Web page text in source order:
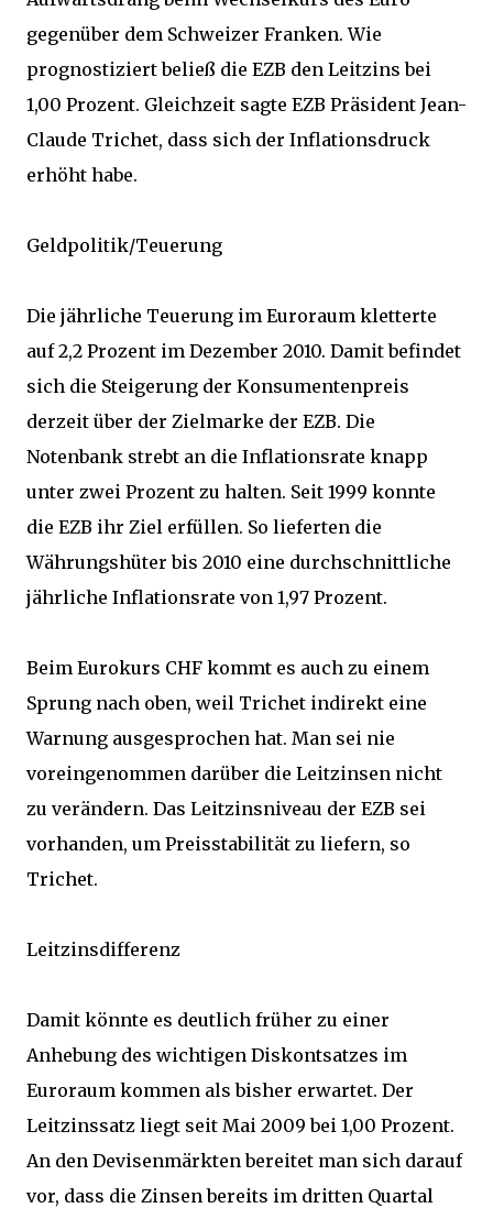
gegenüber dem Schweizer Franken. Wie
prognostiziert beließ die EZB den Leitzins bei
1,00 Prozent. Gleichzeit sagte EZB Präsident Jean-
Claude Trichet, dass sich der Inflationsdruck
erhöht habe.
Geldpolitik/Teuerung
Die jährliche Teuerung im Euroraum kletterte
auf 2,2 Prozent im Dezember 2010. Damit befindet
sich die Steigerung der Konsumentenpreis
derzeit über der Zielmarke der EZB. Die
Notenbank strebt an die Inflationsrate knapp
unter zwei Prozent zu halten. Seit 1999 konnte
die EZB ihr Ziel erfüllen. So lieferten die
Währungshüter bis 2010 eine durchschnittliche
jährliche Inflationsrate von 1,97 Prozent.
Beim Eurokurs CHF kommt es auch zu einem
Sprung nach oben, weil Trichet indirekt eine
Warnung ausgesprochen hat. Man sei nie
voreingenommen darüber die Leitzinsen nicht
zu verändern. Das Leitzinsniveau der EZB sei
vorhanden, um Preisstabilität zu liefern, so
Trichet.
Leitzinsdifferenz
Damit könnte es deutlich früher zu einer
Anhebung des wichtigen Diskontsatzes im
Euroraum kommen als bisher erwartet. Der
Leitzinssatz liegt seit Mai 2009 bei 1,00 Prozent.
An den Devisenmärkten bereitet man sich darauf
vor, dass die Zinsen bereits im dritten Quartal